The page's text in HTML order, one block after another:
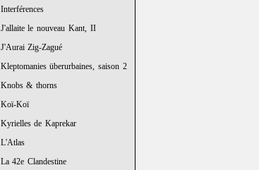
Interférences
J'allaite le nouveau Kant, II
J'Aurai Zig-Zagué
Kleptomanies überurbaines, saison 2
Knobs & thorns
Koï-Koï
Kyrielles de Kaprekar
L'Atlas
La 42e Clandestine